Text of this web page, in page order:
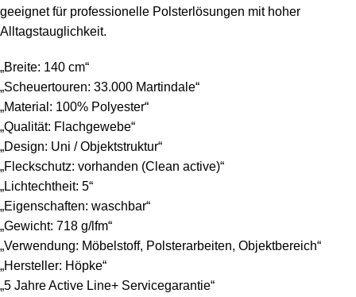
geeignet für professionelle Polsterlösungen mit hoher
Alltagstauglichkeit.
„Breite: 140 cm“
„Scheuertouren: 33.000 Martindale“
„Material: 100% Polyester“
„Qualität: Flachgewebe“
„Design: Uni / Objektstruktur“
„Fleckschutz: vorhanden (Clean active)“
„Lichtechtheit: 5“
„Eigenschaften: waschbar“
„Gewicht: 718 g/lfm“
„Verwendung: Möbelstoff, Polsterarbeiten, Objektbereich“
„Hersteller: Höpke“
„5 Jahre Active Line+ Servicegarantie“